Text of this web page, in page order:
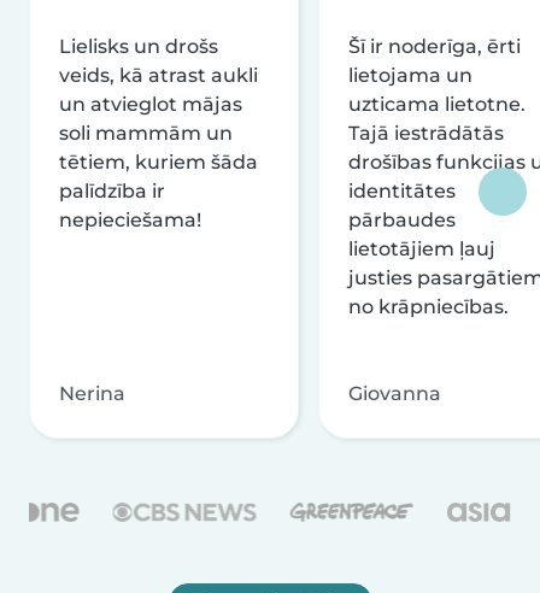
Lielisks un drošs
veids, kā atrast aukli
un atvieglot mājas
soli mammām un
tētiem, kuriem šāda
palīdzība ir
nepieciešama!
Nerina
Šī ir noderīga, ērti
lietojama un
uzticama lietotne.
Tajā iestrādātās
drošības funkcijas
identitātes
pārbaudes
lietotājiem ļauj
justies
no krāpniecības.
Giovanna